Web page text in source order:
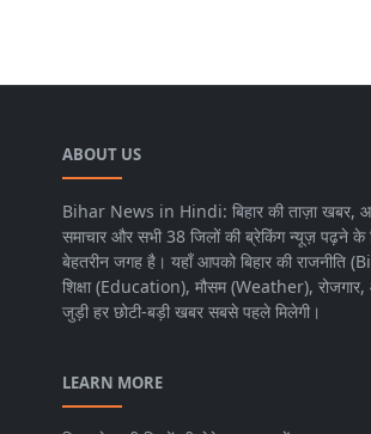
ABOUT US
Bihar News in Hindi: बिहार की ताज़ा
समाचार और सभी 38 जिलों की ब्रेकिंग न्यूज़ पढ़ने
बेहतरीन जगह है। यहाँ आपको बिहार की राजनीति
शिक्षा (Education), मौसम (Weather),
जुड़ी हर छोटी-बड़ी खबर सबसे पहले मिलेगी।
LEARN MORE